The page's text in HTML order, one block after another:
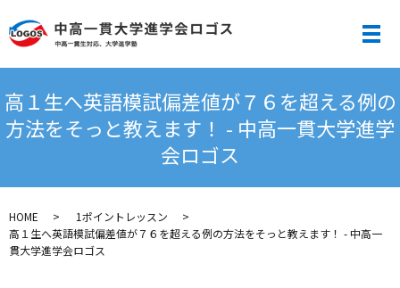
メ
高１生へ英語模試偏差値が７６を超える例の
方法をそっと教えます！ - 中高一貫大学進学
会ロゴス
HOME
1ポイントレッスン
高１生へ英語模試偏差値が７６を超える例の方法をそっと教えます！ - 中高一
貫大学進学会ロゴス